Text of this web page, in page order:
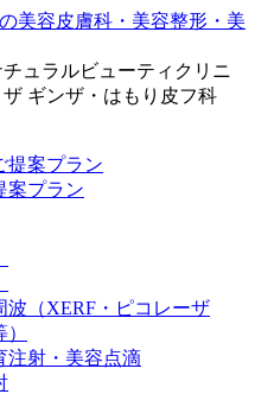
ュラルビューティクリニ
ギンザ・はもり皮フ科
提案プラン
案プラン
波（XERF・ピコレーザ
注射・美容点滴